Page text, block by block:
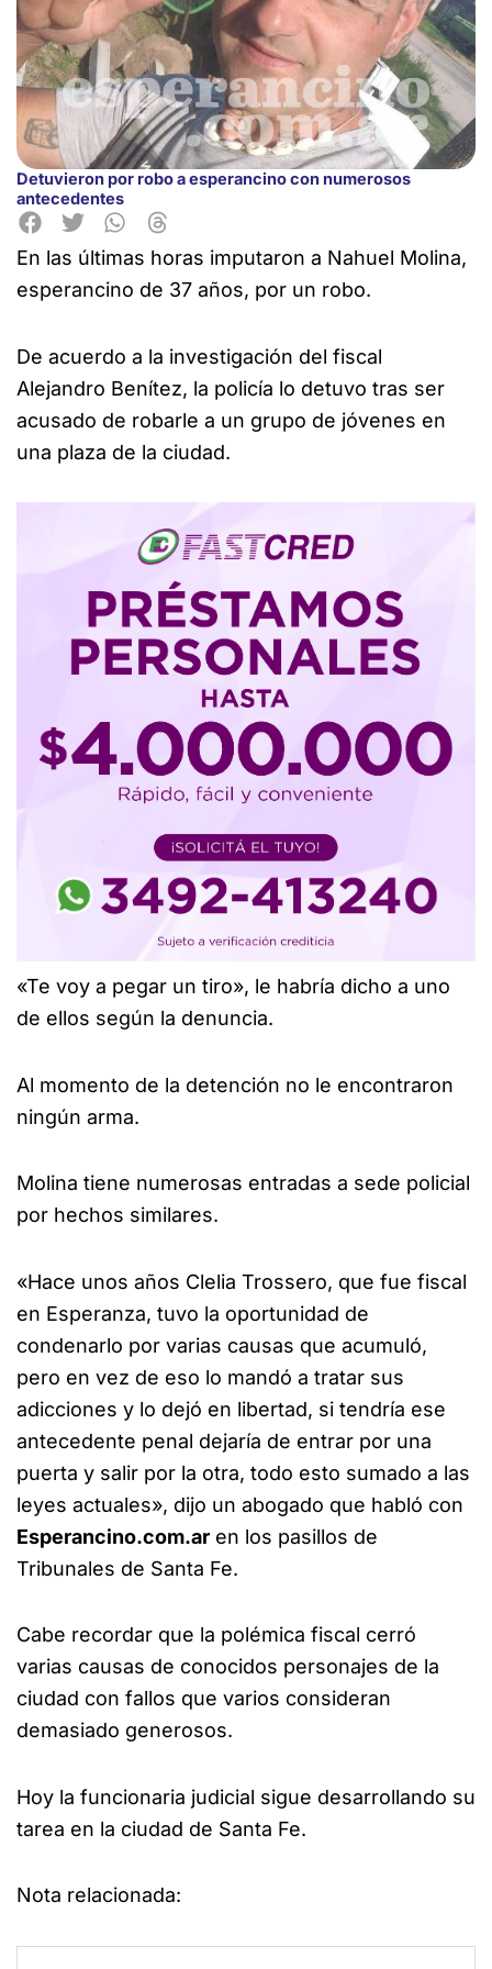
Detuvieron por robo a esperancino con numerosos
antecedentes
En las últimas horas imputaron a Nahuel Molina,
esperancino de 37 años, por un robo.
De acuerdo a la investigación del fiscal
Alejandro Benítez, la policía lo detuvo tras ser
acusado de robarle a un grupo de jóvenes en
una plaza de la ciudad.
«Te voy a pegar un tiro», le habría dicho a uno
de ellos según la denuncia.
Al momento de la detención no le encontraron
ningún arma.
Molina tiene numerosas entradas a sede policial
por hechos similares.
«Hace unos años Clelia Trossero, que fue fiscal
en Esperanza, tuvo la oportunidad de
condenarlo por varias causas que acumuló,
pero en vez de eso lo mandó a tratar sus
adicciones y lo dejó en libertad, si tendría ese
antecedente penal dejaría de entrar por una
puerta y salir por la otra, todo esto sumado a las
leyes actuales», dijo un abogado que habló con
Esperancino.com.ar en los pasillos de
Tribunales de Santa Fe.
Cabe recordar que la polémica fiscal cerró
varias causas de conocidos personajes de la
ciudad con fallos que varios consideran
demasiado generosos.
Hoy la funcionaria judicial sigue desarrollando su
tarea en la ciudad de Santa Fe.
Nota relacionada: